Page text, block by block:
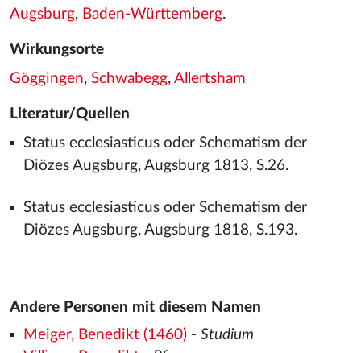
Augsburg, Baden-Württemberg.
Wirkungsorte
Göggingen, Schwabegg, Allertsham
Literatur/Quellen
Status ecclesiasticus oder Schematism der
Diözes Augsburg, Augsburg 1813, S.26.
Status ecclesiasticus oder Schematism der
Diözes Augsburg, Augsburg 1818, S.193.
Andere Personen mit diesem Namen
Meiger, Benedikt (1460)- Studium